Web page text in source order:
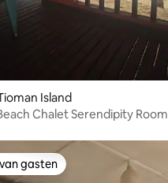
Island
Chalet Serendipity Room
gasten
gasten